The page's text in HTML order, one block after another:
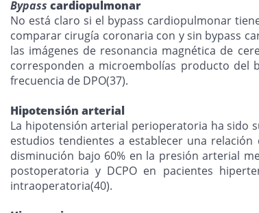
Bypass cardiopulmonar
No está claro si el bypass cardiopulmonar
comparar cirugía coronaria con y sin bypass
las imágenes de resonancia magnética de
corresponden a microembolías producto del
frecuencia de DPO(37).
Hipotensión arterial
La hipotensión arterial perioperatoria ha sido
estudios tendientes a establecer una
disminución bajo 60% en la presión arterial
postoperatoria y DCPO en pacientes
intraoperatoria(40).